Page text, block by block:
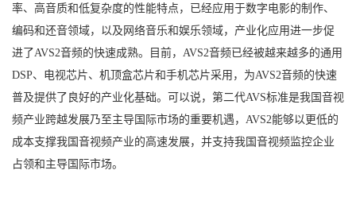
率、高音质和低复杂度的性能特点，已经应用于数字电影的制作、
编码和还音领域，以及网络音乐和娱乐领域，产业化应用进一步促
进了AVS2音频的快速成熟。目前，AVS2音频已经被越来越多的通用
DSP、电视芯片、机顶盒芯片和手机芯片采用，为AVS2音频的快速
普及提供了良好的产业化基础。可以说，第二代AVS标准是我国音视
频产业跨越发展乃至主导国际市场的重要机遇，AVS2能够以更低的
成本支撑我国音视频产业的高速发展，并支持我国音视频监控企业
占领和主导国际市场。